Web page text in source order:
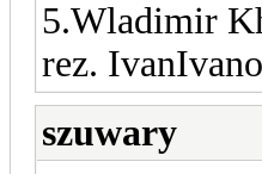
5.Wladimir
rez.
szuwary